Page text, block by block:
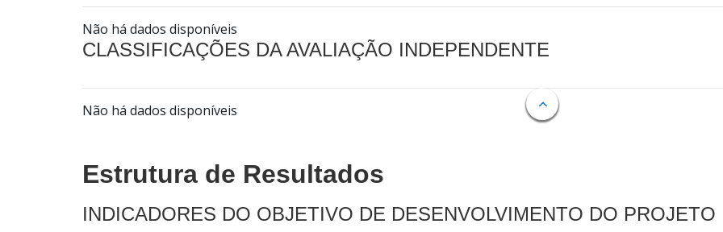
Não há dados disponíveis
CLASSIFICAÇÕES DA AVALIAÇÃO INDEPENDENTE
Não há dados disponíveis
Estrutura de Resultados
INDICADORES DO OBJETIVO DE DESENVOLVIMENTO DO PROJETO